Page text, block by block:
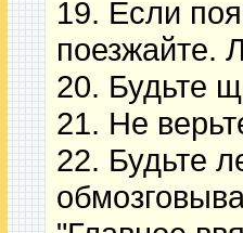
19. Если
поезжайте.
20. Будьте
21. Не
22. Будьте